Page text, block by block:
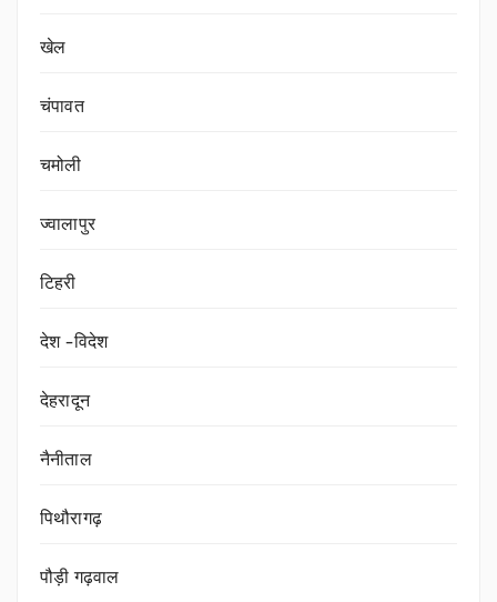
खेल
चंपावत
चमोली
ज्वालापुर
टिहरी
देश -विदेश
देहरादून
नैनीताल
पिथौरागढ़
पौड़ी गढ़वाल